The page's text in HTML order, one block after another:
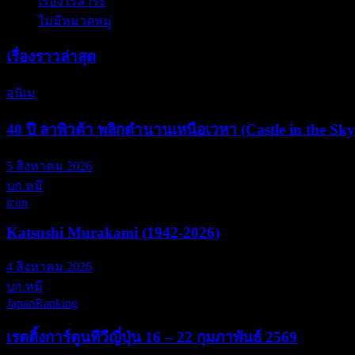
ไม่มีหมวดหมู่
เรื่องราวล่าสุด
อนิเม
40 ปี ลาพิวต้า พลิกตำนานเหนือเวหา (Castle in the
5 สิงหาคม 2026
บก.หมี
icon
Katsushi Murakami (1942-2026)
4 สิงหาคม 2026
บก.หมี
JapanRanking
เรตติ้งการ์ตูนทีวีญี่ปุ่น 16 – 22 กุมภาพันธ์ 2569